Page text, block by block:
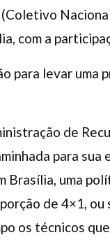
com a
para levar uma
de
para sua
Brasília, uma
de 4×1,
os técnicos